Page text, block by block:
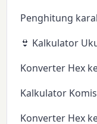
Penghitung
👙 Kalkulator
Konverter Hex
Kalkulator
Konverter Hex